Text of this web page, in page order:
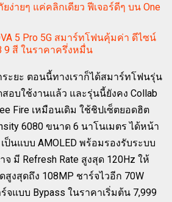
ง่ายๆ แค่คลิกเดียว ฟีเจอร์ดีๆ บน One
5 Pro 5G สมาร์ทโฟนคุ้มค่า ดีไซน์
9 สี ในราคาครึ่งหมื่น
ระยะ ตอนนี้ทางเราก็ได้สมาร์ทโฟนรุ่น
สอบใช้งานแล้ว และรุ่นนี้ยังคง Collab
Fire เหมือนเดิม ใช้ชิปเซ็ตยอดฮิต
6080 ขนาด 6 นาโนเมตร ได้หน้า
นแบบ AMOLED พร้อมรองรับระบบ
มี Refresh Rate สูงสุด 120Hz ให้
งสุดถึง 108MP ชาร์จไวอีก 70W
แบบ Bypass ในราคาเริ่มต้น 7,999